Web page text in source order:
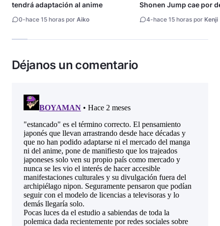
tendrá adaptación al anime
0-hace 15 horas por Aiko
Shonen Jump cae por
4-hace 15 horas por Kenji
Déjanos un comentario